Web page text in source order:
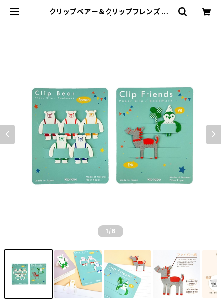
クリップベアー＆クリップフレンズ /
1 /6